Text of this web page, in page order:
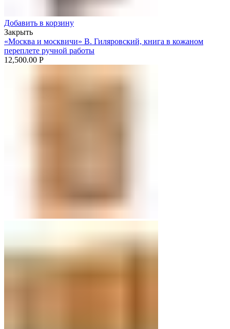
Добавить в корзину
Закрыть
«Москва и москвичи» В. Гиляровский, книга в кожаном
переплете ручной работы
12,500.00 Р